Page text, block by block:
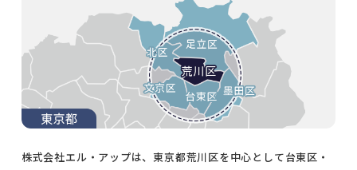
株式会社エル・アップは、東京都荒川区を中心として台東区・